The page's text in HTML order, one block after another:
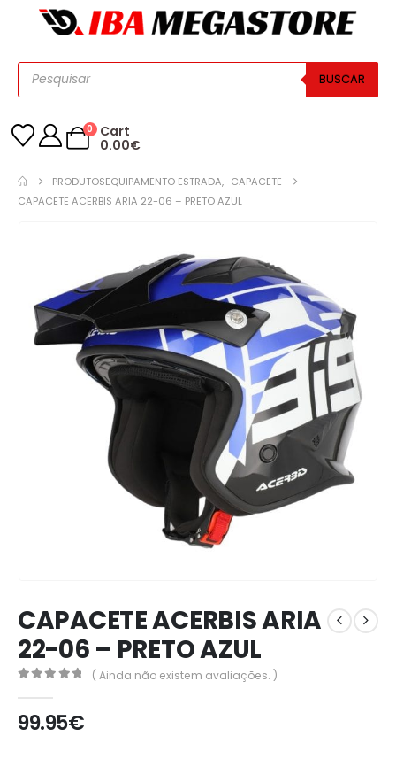
BUSCAR
0
Cart
0.00€
PRODUTOSEQUIPAMENTO ESTRADA, CAPACETE
CAPACETE ACERBIS ARIA 22-06 – PRETO AZUL
CAPACETE ACERBIS ARIA
22-06 – PRETO AZUL
( Ainda não existem avaliações. )
99.95€